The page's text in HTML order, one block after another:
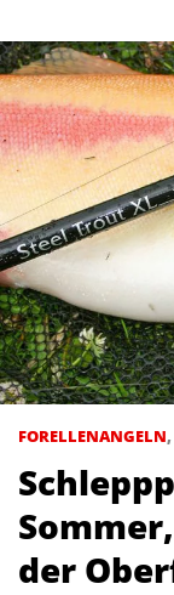
FORELLENANGELN,
der